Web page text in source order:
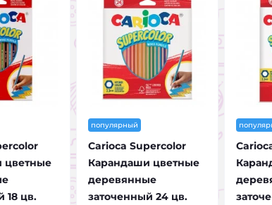
цветные
18 цв.
популярный
Carioca Supercolor
Карандаши цветные
деревянные
заточенный 24 цв.